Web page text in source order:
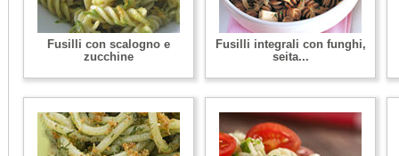
Fusilli con scalogno e
zucchine
Fusilli integrali con funghi,
seita...